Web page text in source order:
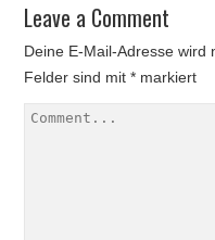
Leave a Comment
Deine E-Mail-Adresse wird
Felder sind mit* markiert